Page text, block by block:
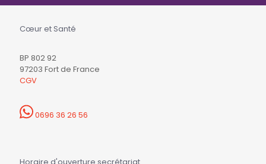
Cœur et Santé
BP 802 92
97203 Fort de France
CGV
0696 36 26 56